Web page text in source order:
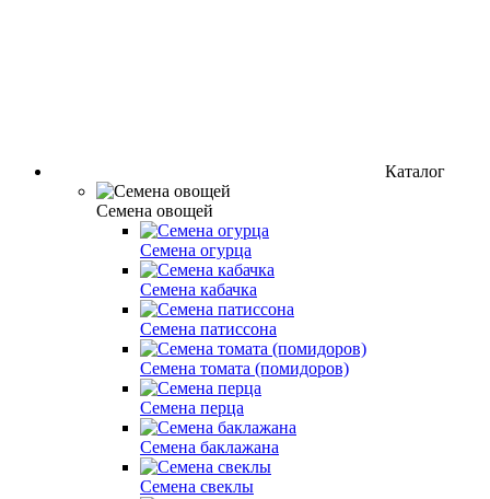
Каталог
Семена овощей
Cемена огурца
Cемена кабачка
Cемена патиссона
Семена томата (помидоров)
Семена перца
Семена баклажана
Семена свеклы